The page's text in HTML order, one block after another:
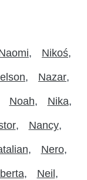
Nikoś
Nazar
Noah Nika
Nancy
Nero
Neil